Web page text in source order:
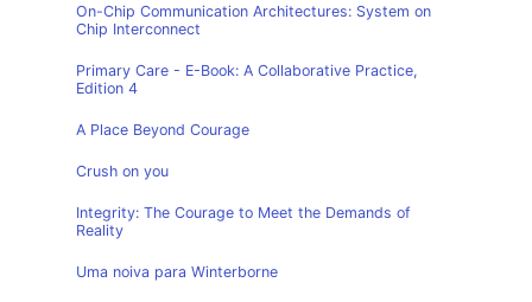
On-Chip Communication Architectures: System on
Chip Interconnect
Primary Care - E-Book: A Collaborative Practice,
Edition 4
A Place Beyond Courage
Crush on you
Integrity: The Courage to Meet the Demands of
Reality
Uma noiva para Winterborne